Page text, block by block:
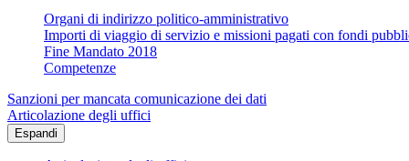
Organi di indirizzo politico-amministrativo
Importi di viaggio di servizio e missioni pagati con fondi
Fine Mandato 2018
Competenze
Sanzioni per mancata comunicazione dei dati
Articolazione degli uffici
Espandi